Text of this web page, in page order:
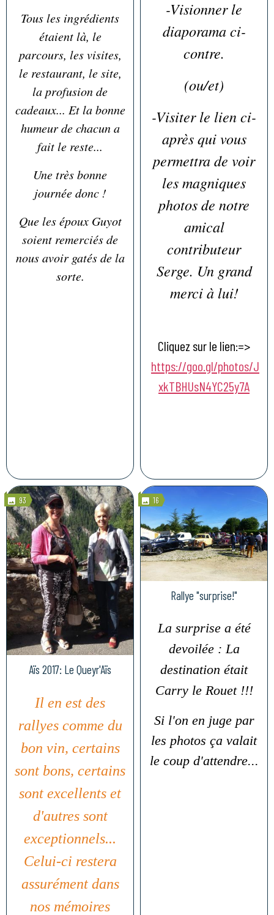
Tous les ingrédients
étaient là, le
parcours, les visites,
le restaurant, le site,
la profusion de
cadeaux... Et la bonne
humeur de chacun a
fait le reste...
Une très bonne
journée donc !
Que les époux Guyot
soient remerciés de
nous avoir gatés de la
sorte.
-Visionner le
diaporama ci-
contre.
(ou/et)
-Visiter le lien ci-
après qui vous
permettra de voir
les magniques
photos de notre
amical
contributeur
Serge. Un grand
merci à lui!
Cliquez sur le lien:=>
https://goo.gl/photos/J
xkTBHUsN4YC25y7A
93
Aïs 2017: Le Queyr'Aïs
Il en est des
rallyes comme du
bon vin, certains
sont bons, certains
sont excellents et
d'autres sont
exceptionnels...
Celui-ci restera
assurément dans
nos mémoires
16
Rallye "surprise!"
La surprise a été
devoilée : La
destination était
Carry le Rouet !!!
Si l'on en juge par
les photos ça valait
le coup d'attendre...